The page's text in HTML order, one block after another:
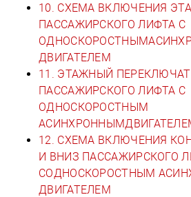
10. СХЕМА ВКЛЮЧЕНИЯ
ПАССАЖИРСКОГО ЛИФТА С
ДВИГАТЕЛЕМ
11. ЭТАЖНЫЙ
ПАССАЖИРСКОГО ЛИФТА С
ОДНОСКОРОСТНЫМ
12. СХЕМА ВКЛЮЧЕНИЯ
И ВНИЗ ПАССАЖИРСКОГО
СОДНОСКОРОСТНЫМ
ДВИГАТЕЛЕМ